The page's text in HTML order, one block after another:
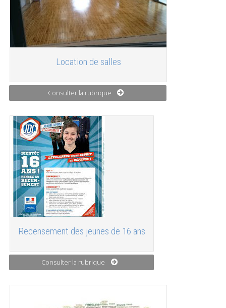
Location de salles
Consulter la rubrique
Recensement des jeunes de 16 ans
Consulter la rubrique